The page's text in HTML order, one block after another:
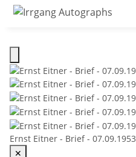
Ernst Eitner - Brief - 07.09.1953
✕